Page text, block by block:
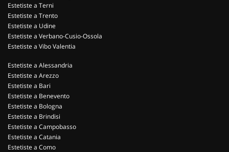
Estetiste a Terni
Estetiste a Trento
Estetiste a Udine
Estetiste a Verbano-Cusio-Ossola
Estetiste a Vibo Valentia
Estetiste a Alessandria
Estetiste a Arezzo
Estetiste a Bari
Estetiste a Benevento
Estetiste a Bologna
Estetiste a Brindisi
Estetiste a Campobasso
Estetiste a Catania
Estetiste a Como